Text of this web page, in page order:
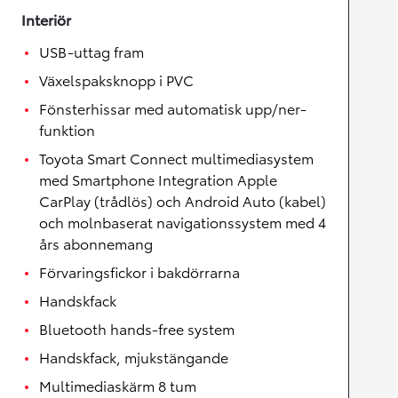
Interiör
USB-uttag fram
Växelspaksknopp i PVC
Fönsterhissar med automatisk upp/ner-
funktion
Toyota Smart Connect multimediasystem
med Smartphone Integration Apple
CarPlay (trådlös) och Android Auto (kabel)
och molnbaserat navigationssystem med 4
års abonnemang
Förvaringsfickor i bakdörrarna
Handskfack
Bluetooth hands-free system
Handskfack, mjukstängande
Multimediaskärm 8 tum